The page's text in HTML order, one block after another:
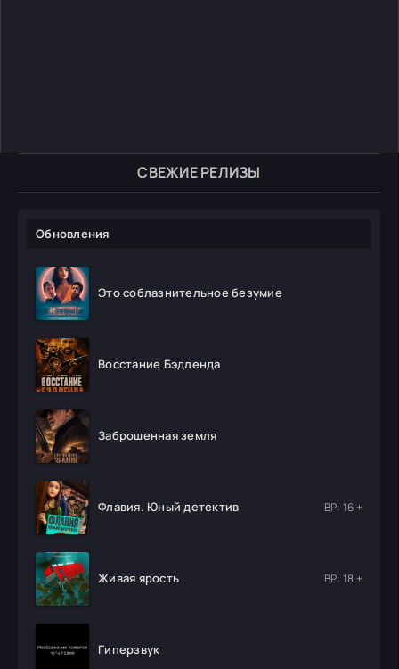
СВЕЖИЕ РЕЛИЗЫ
Обновления
Это соблазнительное безумие
Восстание Бэдленда
Заброшенная земля
Флавия. Юный детектив ВР: 16 +
Живая ярость ВР: 18 +
Гиперзвук